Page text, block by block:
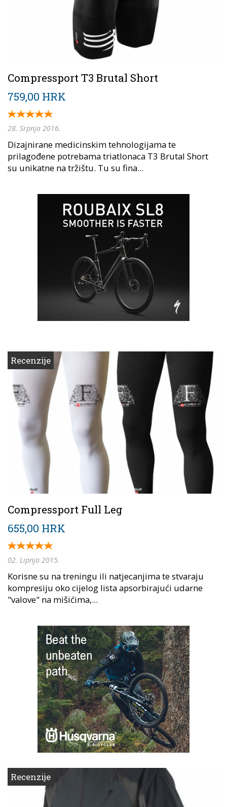
Compressport T3 Brutal Short
759,00 HRK
28. Srpnja 2016.
Dizajnirane medicinskim tehnologijama te
prilagođene potrebama triatlonaca T3 Brutal Short
su unikatne na tržištu. Tu su fina...
Recenzije
Compressport Full Leg
655,00 HRK
02. Lipnja 2015.
Korisne su na treningu ili natjecanjima te stvaraju
kompresiju oko cijelog lista apsorbirajući udarne
"valove" na mišićima,...
Recenzije